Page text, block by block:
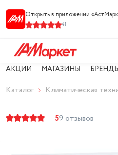
Открыть в приложении
41
АКЦИИ МАГАЗИНЫ
Каталог Климатическая
59 отзывов